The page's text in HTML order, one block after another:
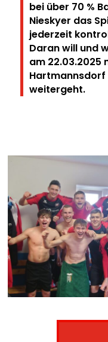
bei über 70 %
Nieskyer das
jederzeit
Daran will und
am 22.03.2025
Hartmannsdorf
weitergeht.